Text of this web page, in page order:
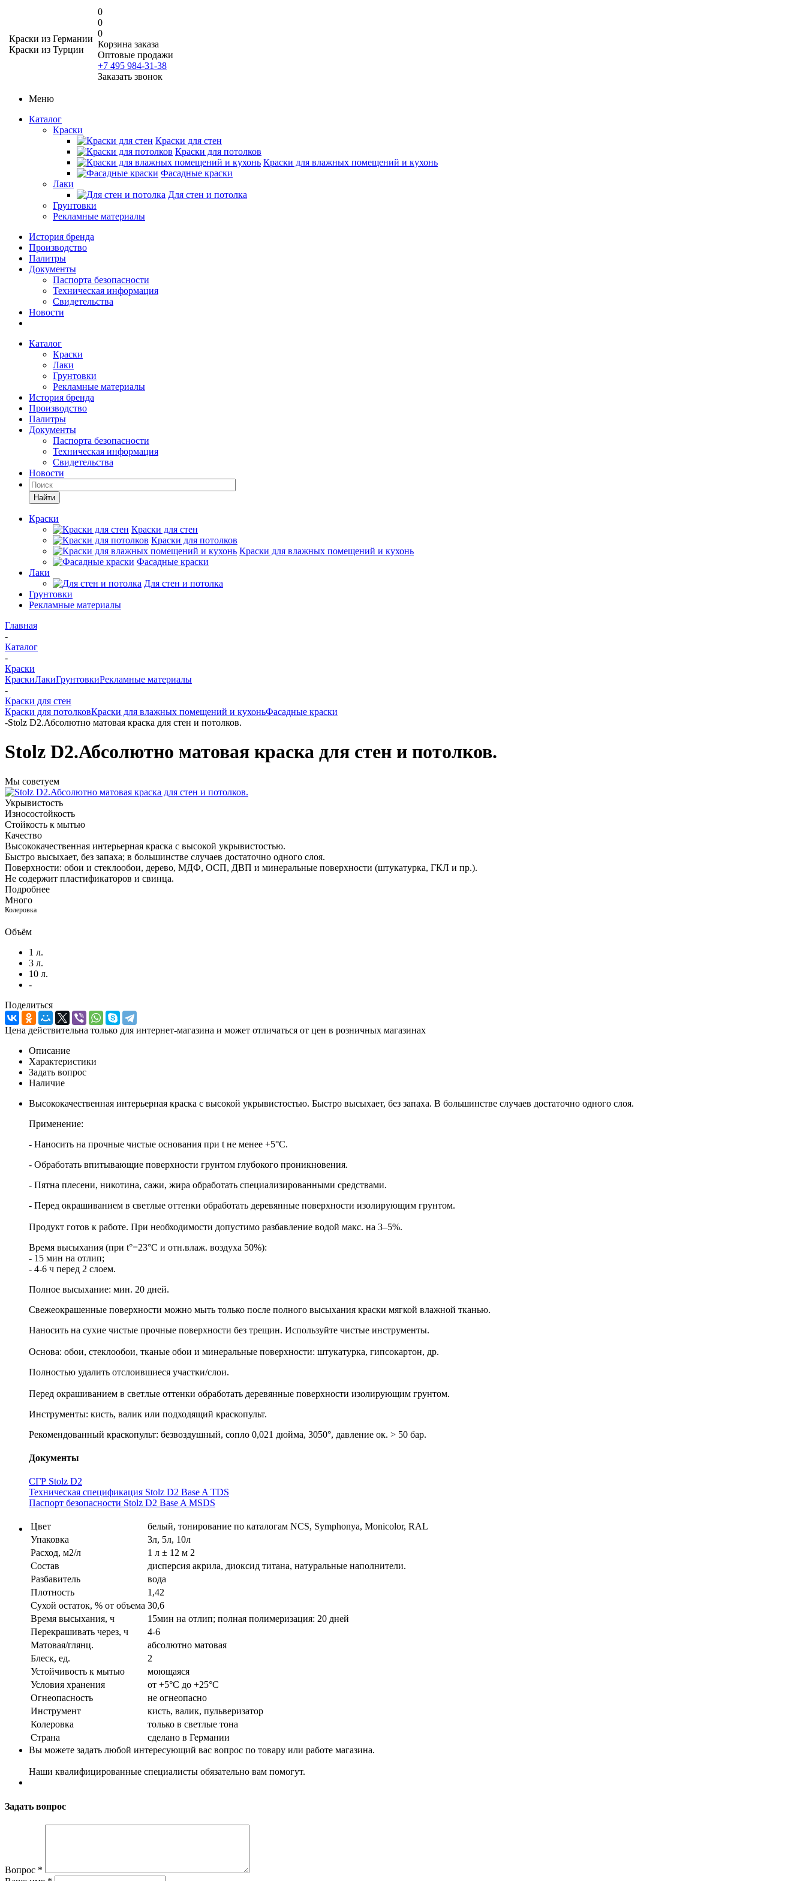
Краски из Германии
Краски из Турции
0
0
0
Корзина заказа
Оптовые продажи
+7 495 984-31-38
Заказать звонок
Меню
Каталог
Краски
Краски для стен
Краски для потолков
Краски для влажных помещений и кухонь
Фасадные краски
Лаки
Для стен и потолка
Грунтовки
Рекламные материалы
История бренда
Производство
Палитры
Документы
Паспорта безопасности
Техническая информация
Свидетельства
Новости
Каталог
Краски
Лаки
Грунтовки
Рекламные материалы
История бренда
Производство
Палитры
Документы
Паспорта безопасности
Техническая информация
Свидетельства
Новости
Найти
Краски
Краски для стен
Краски для потолков
Краски для влажных помещений и кухонь
Фасадные краски
Лаки
Для стен и потолка
Грунтовки
Рекламные материалы
Главная
-
Каталог
-
Краски
КраскиЛакиГрунтовкиРекламные материалы
-
Краски для стен
Краски для потолковКраски для влажных помещений и кухоньФасадные краски
-Stolz D2.Абсолютно матовая краска для стен и потолков.
Stolz D2.Абсолютно матовая краска для стен и потолков.
Мы советуем
Укрывистость
Износостойкость
Стойкость к мытью
Качество
Высококачественная интерьерная краска с высокой укрывистостью.
Быстро высыхает, без запаха; в большинстве случаев достаточно одного слоя.
Поверхности: обои и стеклообои, дерево, МДФ, ОСП, ДВП и минеральные поверхности (штукатурка, ГКЛ и пр.).
Не содержит пластификаторов и свинца.
Подробнее
Много
Колеровка
Объём
1 л.
3 л.
10 л.
-
Поделиться
Цена действительна только для интернет-магазина и может отличаться от цен в розничных магазинах
Описание
Характеристики
Задать вопрос
Наличие
Высококачественная интерьерная краска с высокой укрывистостью. Быстро высыхает, без запаха. В большинстве случаев достаточно одного слоя.
Применение:
- Наносить на прочные чистые основания при t не менее +5°C.
- Обработать впитывающие поверхности грунтом глубокого проникновения.
- Пятна плесени, никотина, сажи, жира обработать специализированными средствами.
- Перед окрашиванием в светлые оттенки обработать деревянные поверхности изолирующим грунтом.
Продукт готов к работе. При необходимости допустимо разбавление водой макс. на 3–5%.
Время высыхания (при t°=23°С и отн.влаж. воздуха 50%):
- 15 мин на отлип;
- 4-6 ч перед 2 слоем.
Полное высыхание: мин. 20 дней.
Свежеокрашенные поверхности можно мыть только после полного высыхания краски мягкой влажной тканью.
Наносить на сухие чистые прочные поверхности без трещин. Используйте чистые инструменты.
Основа: обои, стеклообои, тканые обои и минеральные поверхности: штукатурка, гипсокартон, др.
Полностью удалить отслоившиеся участки/слои.
Перед окрашиванием в светлые оттенки обработать деревянные поверхности изолирующим грунтом.
Инструменты: кисть, валик или подходящий краскопульт.
Рекомендованный краскопульт: безвоздушный, сопло 0,021 дюйма, 3050°, давление ок. > 50 бар.
Документы
СГР Stolz D2
Техническая спецификация Stolz D2 Base A TDS
Паспорт безопасности Stolz D2 Base A MSDS
Цвет
белый, тонирование по каталогам NCS, Symphonya, Monicolor, RAL
Упаковка
3л, 5л, 10л
Расход, м2/л
1 л ± 12 м 2
Cостав
дисперсия акрила, диоксид титана, натуральные наполнители.
Разбавитель
вода
Плотность
1,42
Сухой остаток, % от объема 30,6
Время высыхания, ч
15мин на отлип; полная полимеризация: 20 дней
Перекрашивать через, ч
4-6
Матовая/глянц.
абсолютно матовая
Блеск, ед.
2
Устойчивость к мытью
моющаяся
Условия хранения
от +5°С до +25°С
Огнеопасность
не огнеопасно
Инструмент
кисть, валик, пульверизатор
Колеровка
только в светлые тона
Страна
сделано в Германии
Вы можете задать любой интересующий вас вопрос по товару или работе магазина.
Наши квалифицированные специалисты обязательно вам помогут.
Задать вопрос
Вопрос *